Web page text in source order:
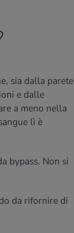
sia dalla parete
e dalle
a meno nella
lì è
bypass. Non si
da rifornire di